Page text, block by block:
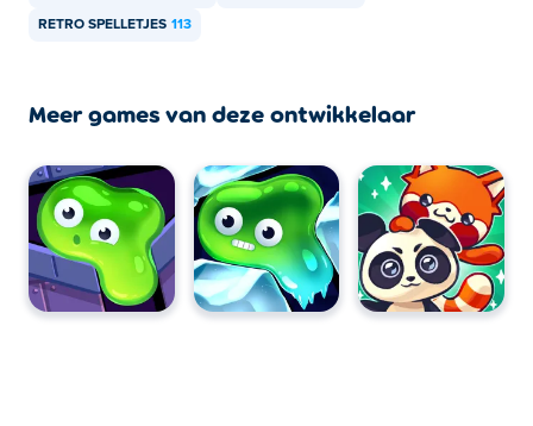
RETRO SPELLETJES 113
Meer games van deze ontwikkelaar